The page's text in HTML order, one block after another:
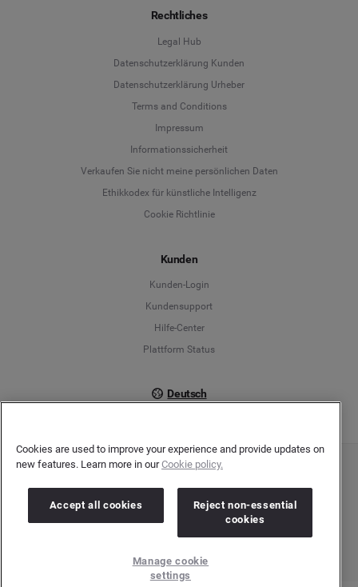
Rechtliches
Legal Hub
Datenschutzerklärung Kunden
Datenschutzerklärung Urheber
Terms and Conditions
Impressum
Informationssicherheit
Verkaufen Sie nicht meine persönlichen Daten
Ethikkodex für künstliche Intelligenz
Cookie Richtlinie
Kunden
Kunden-Login
Kundensupport
Hilfe-Center
Plattform Status
Deutsch
Deutsch
60549 Frankfurt/Main
Registergericht: Amtsgericht Frankfurt am Main | Registernummer: HRB 138083 |
Umsatzsteuer-Identifikationsnummer: DE278408482
Cookies are used to improve your experience and provide updates on
new features. Learn more in ourCookie policy.
Accept all cookies
Reject non-essential
cookies
Manage cookie
settings